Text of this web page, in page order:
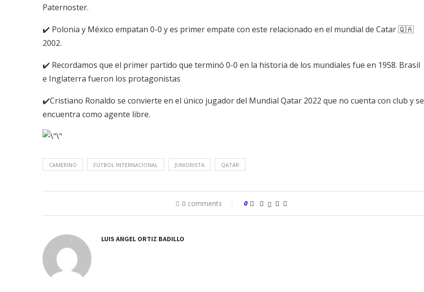
Paternoster.
✔️ Polonia y México empatan 0-0 y es primer empate con este relacionado en el mundial de Catar 🇶🇦
2002.
✔️ Recordamos que el primer partido que terminó 0-0 en la historia de los mundiales fue en 1958. Brasil
e Inglaterra fueron los protagonistas
✔️Cristiano Ronaldo se convierte en el único jugador del Mundial Qatar 2022 que no cuenta con club y se
encuentra como agente libre.
CAMERINO FÚTBOL INTERNACIONAL JUNIORISTA QATAR
0 comments 0
LUIS ANGEL ORTIZ BADILLO